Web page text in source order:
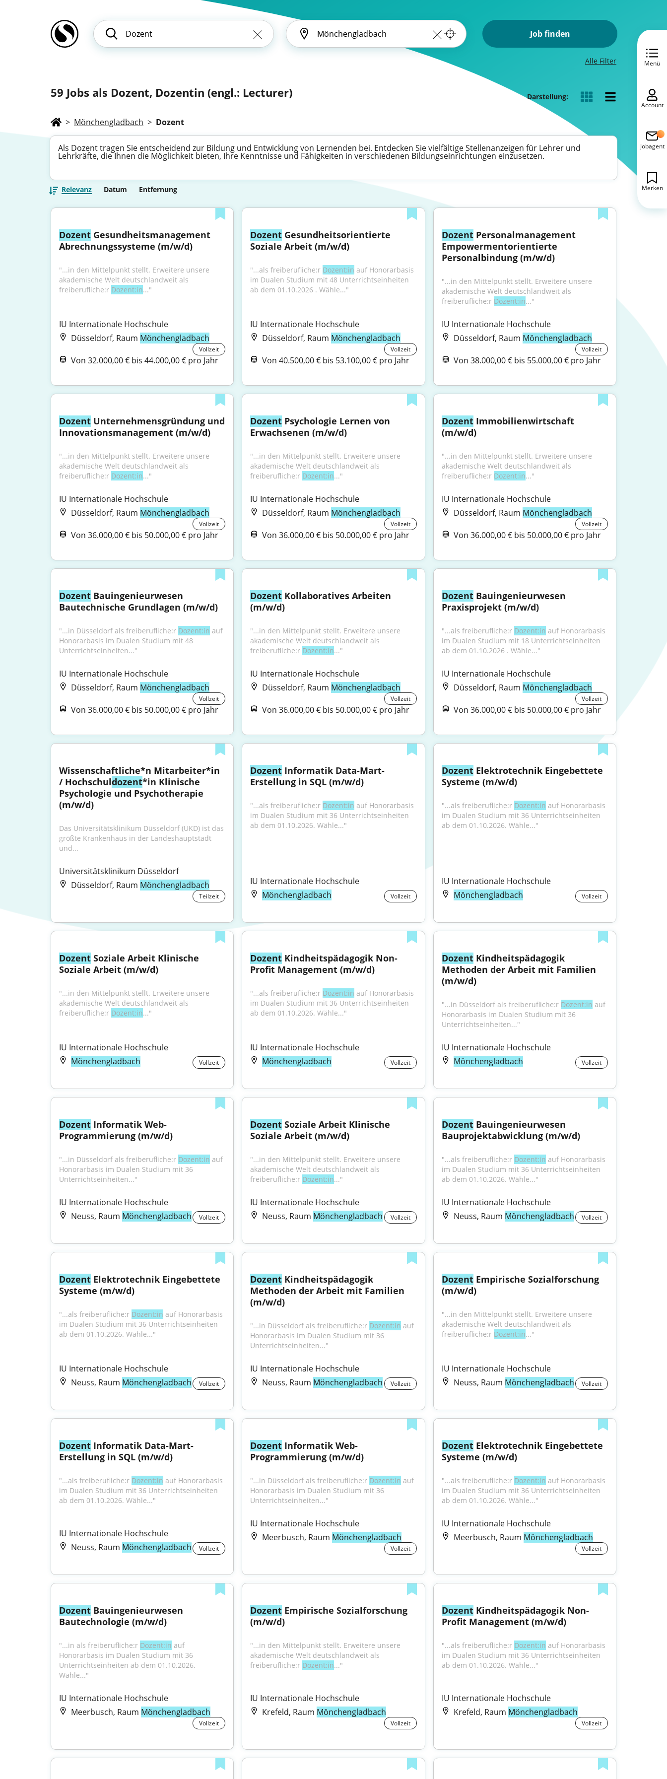
Job finden
Alle Filter
59 Jobs als Dozent, Dozentin (engl.: Lecturer) Darstellung:
> Mönchengladbach > Dozent
Als Dozent tragen Sie entscheidend zur Bildung und Entwicklung von Lernenden bei. Entdecken Sie vielfältige Stellenanzeigen für Lehrer und
Lehrkräfte, die Ihnen die Möglichkeit bieten, Ihre Kenntnisse und Fähigkeiten in verschiedenen Bildungseinrichtungen einzusetzen.
Relevanz Datum Entfernung
Dozent Gesundheitsmanagement
Abrechnungssysteme (m/w/d)
"...in den Mittelpunkt stellt. Erweitere unsere
akademische Welt deutschlandweit als
freiberufliche:r Dozent:in..."
IU Internationale Hochschule
Düsseldorf, Raum Mönchengladbach
Vollzeit
Von 32.000,00 € bis 44.000,00 € pro Jahr
Dozent Gesundheitsorientierte
Soziale Arbeit (m/w/d)
"...als freiberufliche:r Dozent:in auf Honorarbasis
im Dualen Studium mit 48 Unterrichtseinheiten
ab dem 01.10.2026 . Wähle..."
IU Internationale Hochschule
Düsseldorf, Raum Mönchengladbach
Vollzeit
Von 40.500,00 € bis 53.100,00 € pro Jahr
Dozent Personalmanagement
Empowermentorientierte
Personalbindung (m/w/d)
"...in den Mittelpunkt stellt. Erweitere unsere
akademische Welt deutschlandweit als
freiberufliche:r Dozent:in..."
IU Internationale Hochschule
Düsseldorf, Raum Mönchengladbach
Vollzeit
Von 38.000,00 € bis 55.000,00 € pro Jahr
Dozent Unternehmensgründung und
Innovationsmanagement (m/w/d)
"...in den Mittelpunkt stellt. Erweitere unsere
akademische Welt deutschlandweit als
freiberufliche:r Dozent:in..."
IU Internationale Hochschule
Düsseldorf, Raum Mönchengladbach
Vollzeit
Von 36.000,00 € bis 50.000,00 € pro Jahr
Dozent Psychologie Lernen von
Erwachsenen (m/w/d)
"...in den Mittelpunkt stellt. Erweitere unsere
akademische Welt deutschlandweit als
freiberufliche:r Dozent:in..."
IU Internationale Hochschule
Düsseldorf, Raum Mönchengladbach
Vollzeit
Von 36.000,00 € bis 50.000,00 € pro Jahr
Dozent Immobilienwirtschaft
(m/w/d)
"...in den Mittelpunkt stellt. Erweitere unsere
akademische Welt deutschlandweit als
freiberufliche:r Dozent:in..."
IU Internationale Hochschule
Düsseldorf, Raum Mönchengladbach
Vollzeit
Von 36.000,00 € bis 50.000,00 € pro Jahr
Dozent Bauingenieurwesen
Bautechnische Grundlagen (m/w/d)
"...in Düsseldorf als freiberufliche:r Dozent:in auf
Honorarbasis im Dualen Studium mit 48
Unterrichtseinheiten..."
IU Internationale Hochschule
Düsseldorf, Raum Mönchengladbach
Vollzeit
Von 36.000,00 € bis 50.000,00 € pro Jahr
Dozent Kollaboratives Arbeiten
(m/w/d)
"...in den Mittelpunkt stellt. Erweitere unsere
akademische Welt deutschlandweit als
freiberufliche:r Dozent:in..."
IU Internationale Hochschule
Düsseldorf, Raum Mönchengladbach
Vollzeit
Von 36.000,00 € bis 50.000,00 € pro Jahr
Dozent Bauingenieurwesen
Praxisprojekt (m/w/d)
"...als freiberufliche:r Dozent:in auf Honorarbasis
im Dualen Studium mit 18 Unterrichtseinheiten
ab dem 01.10.2026 . Wähle..."
IU Internationale Hochschule
Düsseldorf, Raum Mönchengladbach
Vollzeit
Von 36.000,00 € bis 50.000,00 € pro Jahr
Wissenschaftliche*n Mitarbeiter*in
/ Hochschuldozent*in Klinische
Psychologie und Psychotherapie
(m/w/d)
Das Universitätsklinikum Düsseldorf (UKD) ist das
größte Krankenhaus in der Landeshauptstadt
und...
Universitätsklinikum Düsseldorf
Düsseldorf, Raum Mönchengladbach
Teilzeit
Dozent Informatik Data-Mart-
Erstellung in SQL (m/w/d)
"...als freiberufliche:r Dozent:in auf Honorarbasis
im Dualen Studium mit 36 Unterrichtseinheiten
ab dem 01.10.2026. Wähle..."
IU Internationale Hochschule
Mönchengladbach
Vollzeit
Dozent Elektrotechnik Eingebettete
Systeme (m/w/d)
"...als freiberufliche:r Dozent:in auf Honorarbasis
im Dualen Studium mit 36 Unterrichtseinheiten
ab dem 01.10.2026. Wähle..."
IU Internationale Hochschule
Mönchengladbach
Vollzeit
Dozent Soziale Arbeit Klinische
Soziale Arbeit (m/w/d)
"...in den Mittelpunkt stellt. Erweitere unsere
akademische Welt deutschlandweit als
freiberufliche:r Dozent:in..."
IU Internationale Hochschule
Mönchengladbach
Vollzeit
Dozent Kindheitspädagogik Non-
Profit Management (m/w/d)
"...als freiberufliche:r Dozent:in auf Honorarbasis
im Dualen Studium mit 36 Unterrichtseinheiten
ab dem 01.10.2026. Wähle..."
IU Internationale Hochschule
Mönchengladbach
Vollzeit
Dozent Kindheitspädagogik
Methoden der Arbeit mit Familien
(m/w/d)
"...in Düsseldorf als freiberufliche:r Dozent:in auf
Honorarbasis im Dualen Studium mit 36
Unterrichtseinheiten..."
IU Internationale Hochschule
Mönchengladbach
Vollzeit
Dozent Informatik Web-
Programmierung (m/w/d)
"...in Düsseldorf als freiberufliche:r Dozent:in auf
Honorarbasis im Dualen Studium mit 36
Unterrichtseinheiten..."
IU Internationale Hochschule
Neuss, Raum Mönchengladbach Vollzeit
Dozent Soziale Arbeit Klinische
Soziale Arbeit (m/w/d)
"...in den Mittelpunkt stellt. Erweitere unsere
akademische Welt deutschlandweit als
freiberufliche:r Dozent:in..."
IU Internationale Hochschule
Neuss, Raum Mönchengladbach Vollzeit
Dozent Bauingenieurwesen
Bauprojektabwicklung (m/w/d)
"...als freiberufliche:r Dozent:in auf Honorarbasis
im Dualen Studium mit 36 Unterrichtseinheiten
ab dem 01.10.2026. Wähle..."
IU Internationale Hochschule
Neuss, Raum Mönchengladbach Vollzeit
Dozent Elektrotechnik Eingebettete
Systeme (m/w/d)
"...als freiberufliche:r Dozent:in auf Honorarbasis
im Dualen Studium mit 36 Unterrichtseinheiten
ab dem 01.10.2026. Wähle..."
IU Internationale Hochschule
Neuss, Raum Mönchengladbach Vollzeit
Dozent Kindheitspädagogik
Methoden der Arbeit mit Familien
(m/w/d)
"...in Düsseldorf als freiberufliche:r Dozent:in auf
Honorarbasis im Dualen Studium mit 36
Unterrichtseinheiten..."
IU Internationale Hochschule
Neuss, Raum Mönchengladbach Vollzeit
Dozent Empirische Sozialforschung
(m/w/d)
"...in den Mittelpunkt stellt. Erweitere unsere
akademische Welt deutschlandweit als
freiberufliche:r Dozent:in..."
IU Internationale Hochschule
Neuss, Raum Mönchengladbach Vollzeit
Dozent Informatik Data-Mart-
Erstellung in SQL (m/w/d)
"...als freiberufliche:r Dozent:in auf Honorarbasis
im Dualen Studium mit 36 Unterrichtseinheiten
ab dem 01.10.2026. Wähle..."
IU Internationale Hochschule
Neuss, Raum Mönchengladbach Vollzeit
Dozent Informatik Web-
Programmierung (m/w/d)
"...in Düsseldorf als freiberufliche:r Dozent:in auf
Honorarbasis im Dualen Studium mit 36
Unterrichtseinheiten..."
IU Internationale Hochschule
Meerbusch, Raum Mönchengladbach
Vollzeit
Dozent Elektrotechnik Eingebettete
Systeme (m/w/d)
"...als freiberufliche:r Dozent:in auf Honorarbasis
im Dualen Studium mit 36 Unterrichtseinheiten
ab dem 01.10.2026. Wähle..."
IU Internationale Hochschule
Meerbusch, Raum Mönchengladbach
Vollzeit
Dozent Bauingenieurwesen
Bautechnologie (m/w/d)
"...in als freiberufliche:r Dozent:in auf
Honorarbasis im Dualen Studium mit 36
Unterrichtseinheiten ab dem 01.10.2026.
Wähle..."
IU Internationale Hochschule
Meerbusch, Raum Mönchengladbach
Vollzeit
Dozent Empirische Sozialforschung
(m/w/d)
"...in den Mittelpunkt stellt. Erweitere unsere
akademische Welt deutschlandweit als
freiberufliche:r Dozent:in..."
IU Internationale Hochschule
Krefeld, Raum Mönchengladbach
Vollzeit
Dozent Kindheitspädagogik Non-
Profit Management (m/w/d)
"...als freiberufliche:r Dozent:in auf Honorarbasis
im Dualen Studium mit 36 Unterrichtseinheiten
ab dem 01.10.2026. Wähle..."
IU Internationale Hochschule
Krefeld, Raum Mönchengladbach
Vollzeit
Menü
Account
Jobagent
Merken